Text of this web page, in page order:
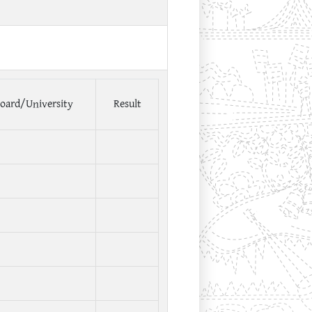
University Result